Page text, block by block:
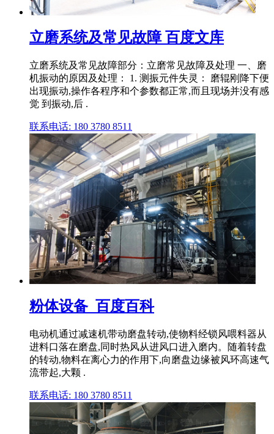
立磨系统及常见故障 百度文库
立磨系统及常见故障部分：立磨常见故障及处理 一、磨
机振动的原因及处理： 1. 测振元件失灵： 磨辊刚降下便
出现振动,操作各程序和个参数都正常,而且现场并没有感
觉 到振动,后 .
联系电话: 180 3780 8511
粉体设备_百度百科
电动机通过减速机带动磨盘转动,使物料经锁风喂料器从
进料口落在磨盘,同时热风从进风口进入磨内。随着转盘
的转动,物料在离心力的作用下,向磨盘边缘被风环高速气
流带起,大颗 .
联系电话: 180 3780 8511